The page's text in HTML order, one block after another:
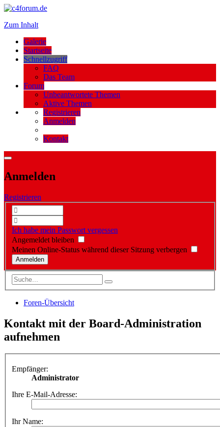
Zum Inhalt
Galerie
Startseite
Schnellzugriff
FAQ
Das Team
Forum
Unbeantwortete Themen
Aktive Themen
Registrieren
Anmelden
Kontakt
Anmelden
Registrieren
Ich habe mein Passwort vergessen
Angemeldet bleiben
Meinen Online-Status während dieser Sitzung verbergen
Foren-Übersicht
Kontakt mit der Board-Administration
aufnehmen
Empfänger:
Administrator
Ihre E-Mail-Adresse:
Ihr Name: